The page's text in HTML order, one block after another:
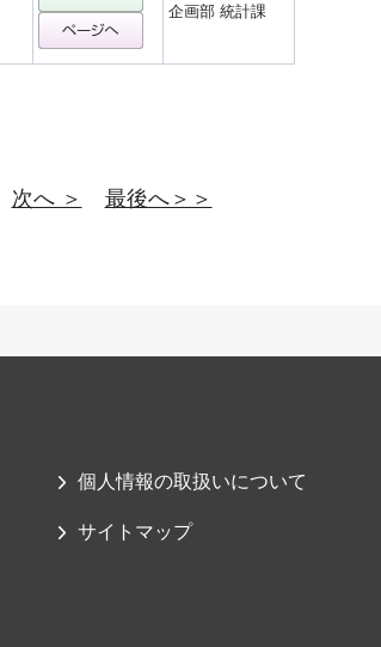
企画部 統計課
次へ ＞ 最後へ＞＞
個人情報の取扱いについて
サイトマップ